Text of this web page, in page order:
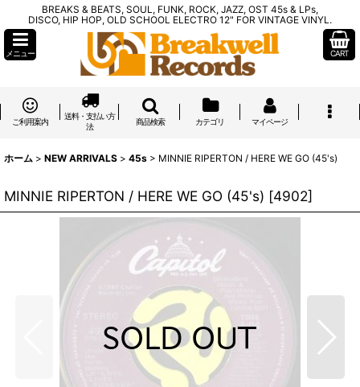
BREAKS & BEATS, SOUL, FUNK, ROCK, JAZZ, OST 45s & LPs,
DISCO, HIP HOP, OLD SCHOOL ELECTRO 12" FOR VINTAGE VINYL.
メニュー CART
ご利用案内
送料・支払い方
法
商品検索 カテゴリ マイページ
ホーム > NEW ARRIVALS > 45s > MINNIE RIPERTON / HERE WE GO (45's)
MINNIE RIPERTON / HERE WE GO (45's) [4902]